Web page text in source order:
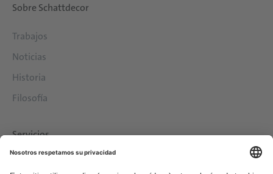
Sobre Schattdecor
Trabajos
Noticias
Historia
Filosofía
Servicios